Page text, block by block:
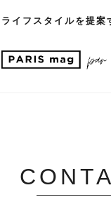
イフスタイルを提